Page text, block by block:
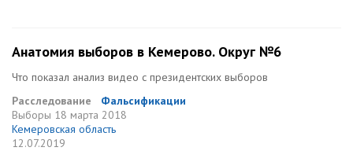
Анатомия выборов в Кемерово. Округ №6
Что показал анализ видео с президентских выборов
Расследование
Фальсификации
Выборы 18 марта 2018
Кемеровская область
12.07.2019